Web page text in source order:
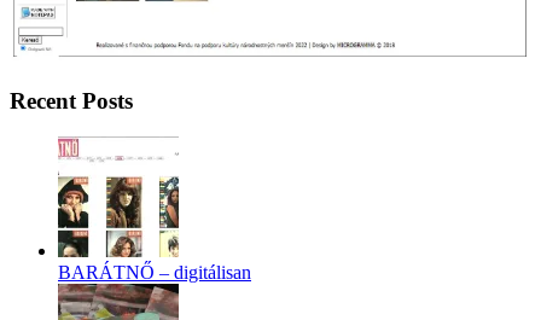
Recent Posts
BARÁTNŐ – digitálisan